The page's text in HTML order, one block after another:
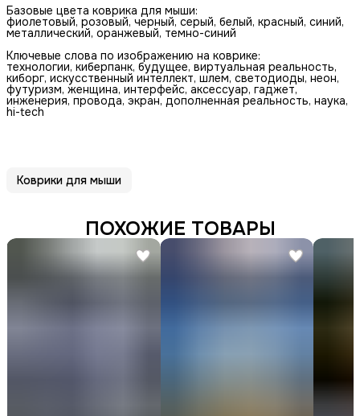
Базовые цвета коврика для мыши:
фиолетовый, розовый, черный, серый, белый, красный, синий,
металлический, оранжевый, темно-синий
Ключевые слова по изображению на коврике:
технологии, киберпанк, будущее, виртуальная реальность,
киборг, искусственный интеллект, шлем, светодиоды, неон,
футуризм, женщина, интерфейс, аксессуар, гаджет,
инженерия, провода, экран, дополненная реальность, наука,
hi-tech
Коврики для мыши
ПОХОЖИЕ ТОВАРЫ